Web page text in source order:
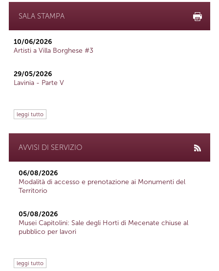
SALA STAMPA
10/06/2026
Artisti a Villa Borghese #3
29/05/2026
Lavinia - Parte V
leggi tutto
AVVISI DI SERVIZIO
06/08/2026
Modalità di accesso e prenotazione ai Monumenti del
Territorio
05/08/2026
Musei Capitolini: Sale degli Horti di Mecenate chiuse al
pubblico per lavori
leggi tutto